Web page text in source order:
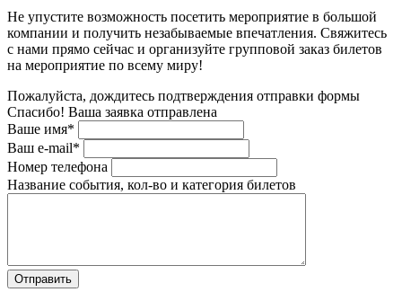
Не упустите возможность посетить мероприятие в большой
компании и получить незабываемые впечатления. Свяжитесь
с нами прямо сейчас и организуйте групповой заказ билетов
на мероприятие по всему миру!
Пожалуйста, дождитесь подтверждения отправки формы
Спасибо! Ваша заявка отправлена
Ваше имя*
Ваш e-mail*
Номер телефона
Название события, кол-во и категория билетов